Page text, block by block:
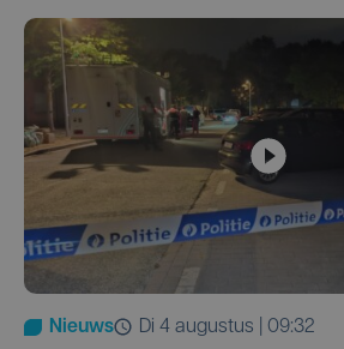
Nieuws
di 4 augustus | 09:32